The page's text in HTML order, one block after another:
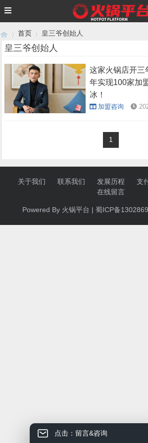
首页
›
皇三爷创始人
皇三爷创始人
这家火锅店开三
年实现100家加
冰！
加盟咨询
1
关于我们 联系我们 发展历程 支
在线留言
Powered By 火锅平台 | 蜀ICP备
点击：留言&咨询